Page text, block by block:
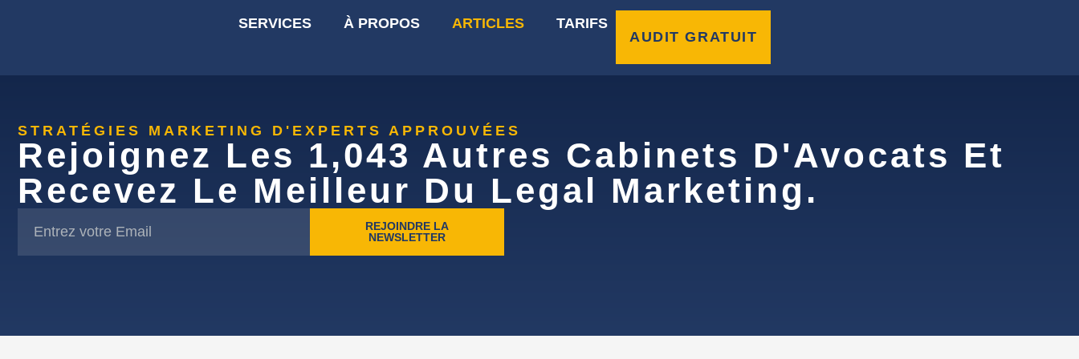
SERVICES À PROPOS ARTICLES
TARIFS
AUDIT GRATUIT
STRATÉGIES MARKETING D'EXPERTS APPROUVÉES
Rejoignez Les 1,043 Autres Cabinets D'Avocats Et
Recevez Le Meilleur Du Legal Marketing.
REJOINDRE LA
NEWSLETTER